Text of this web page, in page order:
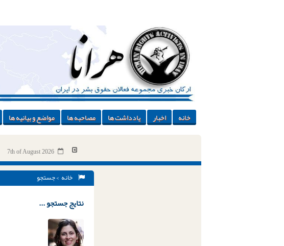
خانه اخبار یادداشت ها مصاحبه ها مواضع و بیانیه ها
7th of August 2026
خانه > جستجو
نتایج جستجو ...